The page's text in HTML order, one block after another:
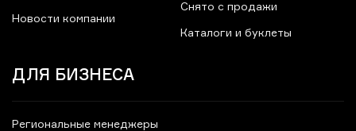
Новости компании
Снято с продажи
Каталоги и буклеты
ДЛЯ БИЗНЕСА
Региональные менеджеры